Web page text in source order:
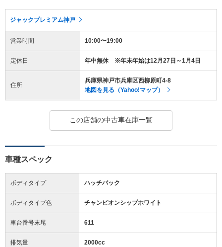
ジャックプレミアム神戸
営業時間 10:00〜19:00
定休日 年中無休 ※年末年始は12月27日～1月4日
住所
兵庫県神戸市兵庫区西柳原町4-8
地図を見る（Yahoo!マップ）
この店舗の中古車在庫一覧
車種スペック
ボディタイプ ハッチバック
ボディタイプ色 チャンピオンシップホワイト
車台番号末尾 611
排気量 2000cc